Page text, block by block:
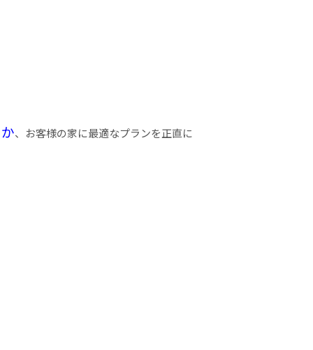
、お客様の家に最適なプランを正直に